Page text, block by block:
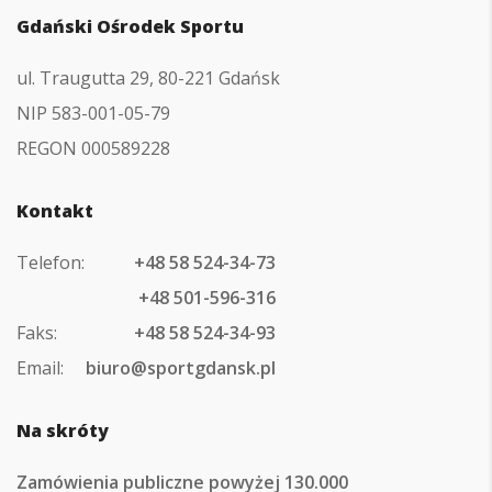
Gdański Ośrodek Sportu
ul. Traugutta 29, 80-221 Gdańsk
NIP 583-001-05-79
REGON 000589228
Kontakt
Telefon:
+48 58 524-34-73
+48 501-596-316
Faks:
+48 58 524-34-93
Email:
biuro@sportgdansk.pl
Na skróty
Zamówienia publiczne powyżej 130.000